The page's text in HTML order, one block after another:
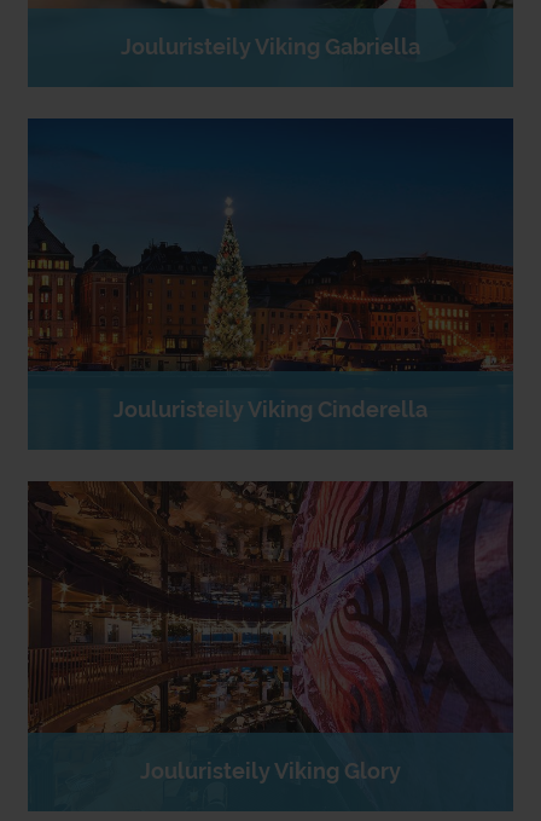
Jouluristeily Viking Gabriella
Jouluristeily Viking Cinderella
Jouluristeily Viking Glory